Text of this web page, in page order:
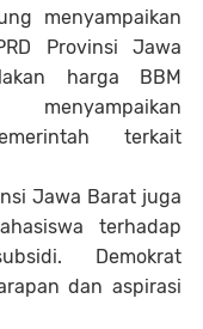
menyampaikan
Provinsi Jawa
harga BBM
terkait
Jawa Barat juga
terhadap
Demokrat
dan aspirasi